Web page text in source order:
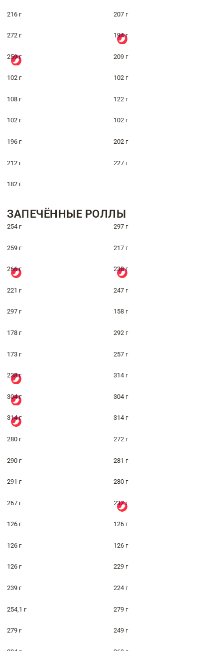
216 г 207 г
272 г 194 г
259 г 209 г
102 г 102 г
108 г 122 г
102 г 102 г
196 г 202 г
212 г 227 г
182 г
ЗАПЕЧЁННЫЕ РОЛЛЫ
254 г 297 г
259 г 217 г
266 г 238 г
221 г 247 г
297 г 158 г
178 г 292 г
173 г 257 г
238 г 314 г
304 г 304 г
314 г 314 г
280 г 272 г
290 г 281 г
291 г 280 г
267 г 237 г
126 г 126 г
126 г 126 г
126 г 229 г
239 г 224 г
254,1 г 279 г
279 г 249 г